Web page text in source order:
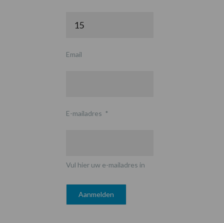
Email
E-mailadres *
Vul hier uw e-mailadres in